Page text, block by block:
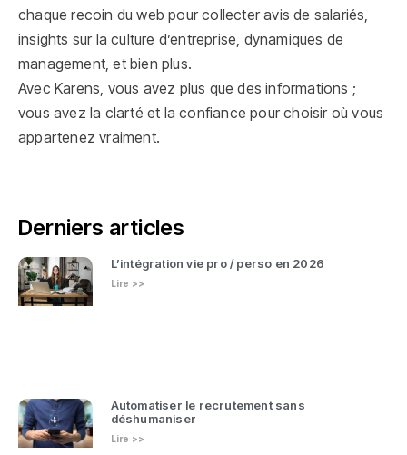
chaque recoin du web pour collecter avis de salariés,
insights sur la culture d’entreprise, dynamiques de
management, et bien plus.
Avec Karens, vous avez plus que des informations ;
vous avez la clarté et la confiance pour choisir où vous
appartenez vraiment.
Derniers articles
L’intégration vie pro / perso en 2026
Lire >>
Automatiser le recrutement sans
déshumaniser
Lire >>